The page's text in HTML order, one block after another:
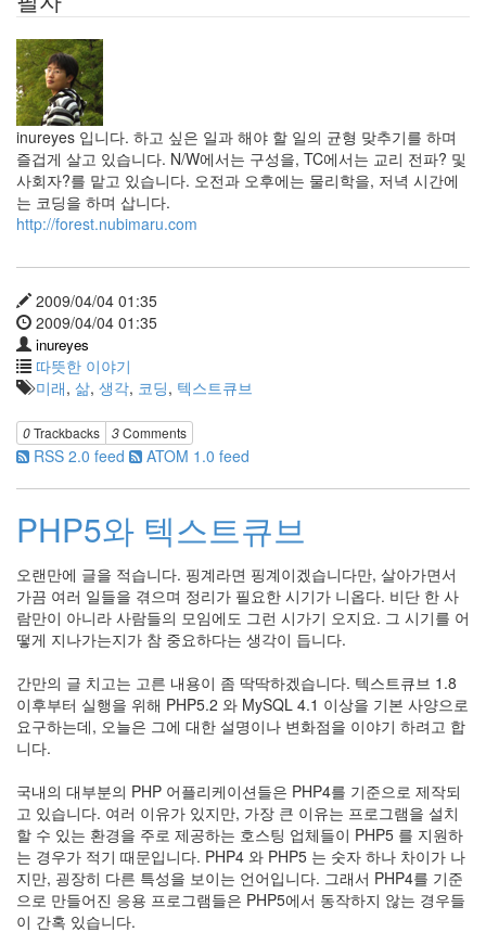
inureyes 입니다. 하고 싶은 일과 해야 할 일의 균형 맞추기를 하며
즐겁게 살고 있습니다. N/W에서는 구성을, TC에서는 교리 전파? 및
사회자?를 맡고 있습니다. 오전과 오후에는 물리학을, 저녁 시간에
는 코딩을 하며 삽니다.
http://forest.nubimaru.com
2009/04/04 01:35
2009/04/04 01:35
inureyes
따뜻한 이야기
미래, 삶, 생각, 코딩, 텍스트큐브
0Trackbacks 3Comments
RSS 2.0 feed ATOM 1.0 feed
PHP5와 텍스트큐브
오랜만에 글을 적습니다. 핑계라면 핑계이겠습니다만, 살아가면서
가끔 여러 일들을 겪으며 정리가 필요한 시기가 니옵다. 비단 한 사
람만이 아니라 사람들의 모임에도 그런 시가기 오지요. 그 시기를 어
떻게 지나가는지가 참 중요하다는 생각이 듭니다.
간만의 글 치고는 고른 내용이 좀 딱딱하겠습니다. 텍스트큐브 1.8
이후부터 실행을 위해 PHP5.2 와 MySQL 4.1 이상을 기본 사양으로
요구하는데, 오늘은 그에 대한 설명이나 변화점을 이야기 하려고 합
니다.
국내의 대부분의 PHP 어플리케이션들은 PHP4를 기준으로 제작되
고 있습니다. 여러 이유가 있지만, 가장 큰 이유는 프로그램을 설치
할 수 있는 환경을 주로 제공하는 호스팅 업체들이 PHP5 를 지원하
는 경우가 적기 때문입니다. PHP4 와 PHP5 는 숫자 하나 차이가 나
지만, 굉장히 다른 특성을 보이는 언어입니다. 그래서 PHP4를 기준
으로 만들어진 응용 프로그램들은 PHP5에서 동작하지 않는 경우들
이 간혹 있습니다.
큐
브
공
지
사
항
블...
6
by
daybreaker
AVATAR
by
daybreaker
도
움
닫
기
3
컴
퓨
터
길
들
기
3
by
daybreaker
새
해
인
사
올
려
요